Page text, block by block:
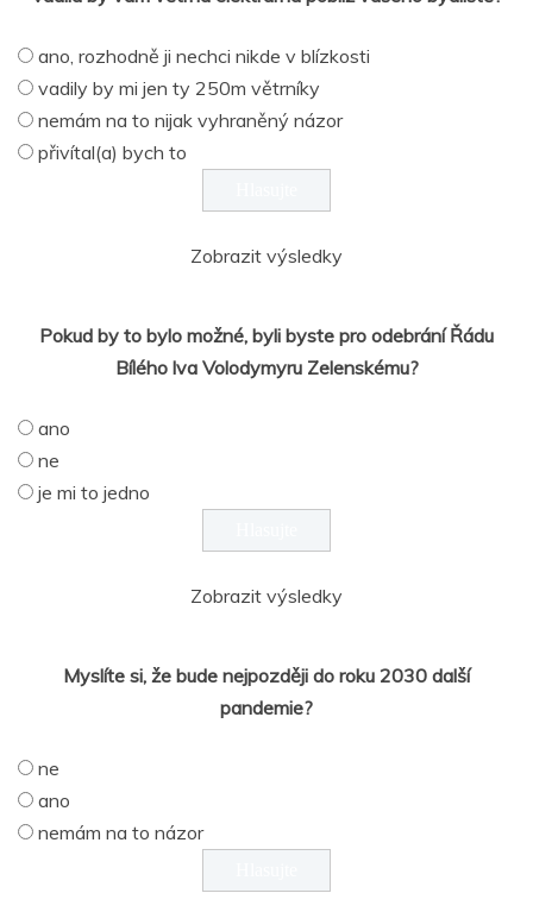
ano, rozhodně ji nechci nikde v blízkosti
vadily by mi jen ty 250m větrníky
nemám na to nijak vyhraněný názor
přivítal(a) bych to
Zobrazit výsledky
Pokud by to bylo možné, byli byste pro odebrání Řádu
Bílého lva Volodymyru Zelenskému?
ano
ne
je mi to jedno
Zobrazit výsledky
Myslíte si, že bude nejpozději do roku 2030 další
pandemie?
ne
ano
nemám na to názor